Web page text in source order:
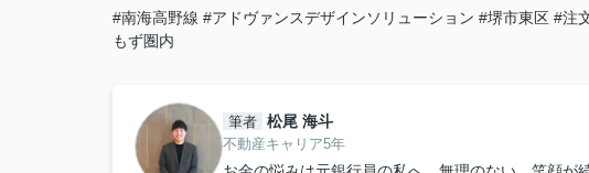
#南海高野線 #アドヴァンスデザインソリューション #堺市東区 #注
もず圏内
筆者 松尾 海斗
不動産キャリア5年